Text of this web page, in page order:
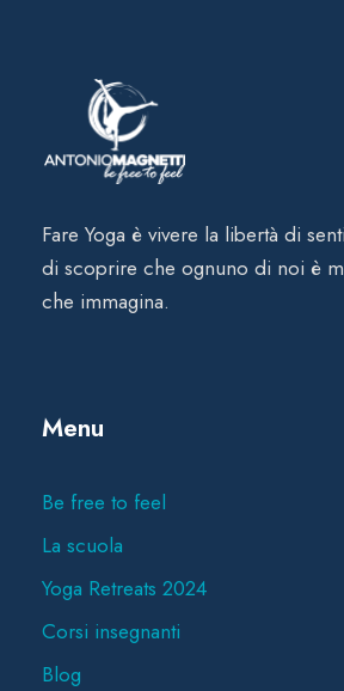
Fare Yoga è vivere la libertà di
di scoprire che ognuno di noi è
che immagina.
Menu
Be free to feel
La scuola
Yoga Retreats 2024
Corsi insegnanti
Blog